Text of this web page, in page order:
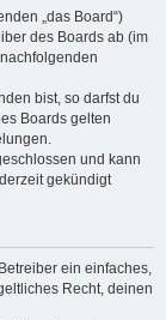
„das Board“)
des Boards ab (im
bist, so darfst du
Boards gelten
und kann
gekündigt
ein einfaches,
Recht, deinen